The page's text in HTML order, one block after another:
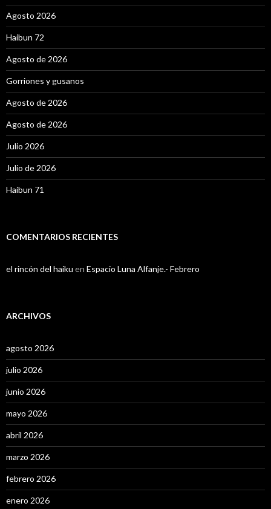
Agosto 2026
Haibun 72
Agosto de 2026
Gorriones y gusanos
Agosto de 2026
Agosto de 2026
Julio 2026
Julio de 2026
Haibun 71
COMENTARIOS RECIENTES
el rincón del haiku en Espacio Luna Alfanje.- Febrero
ARCHIVOS
agosto 2026
julio 2026
junio 2026
mayo 2026
abril 2026
marzo 2026
febrero 2026
enero 2026